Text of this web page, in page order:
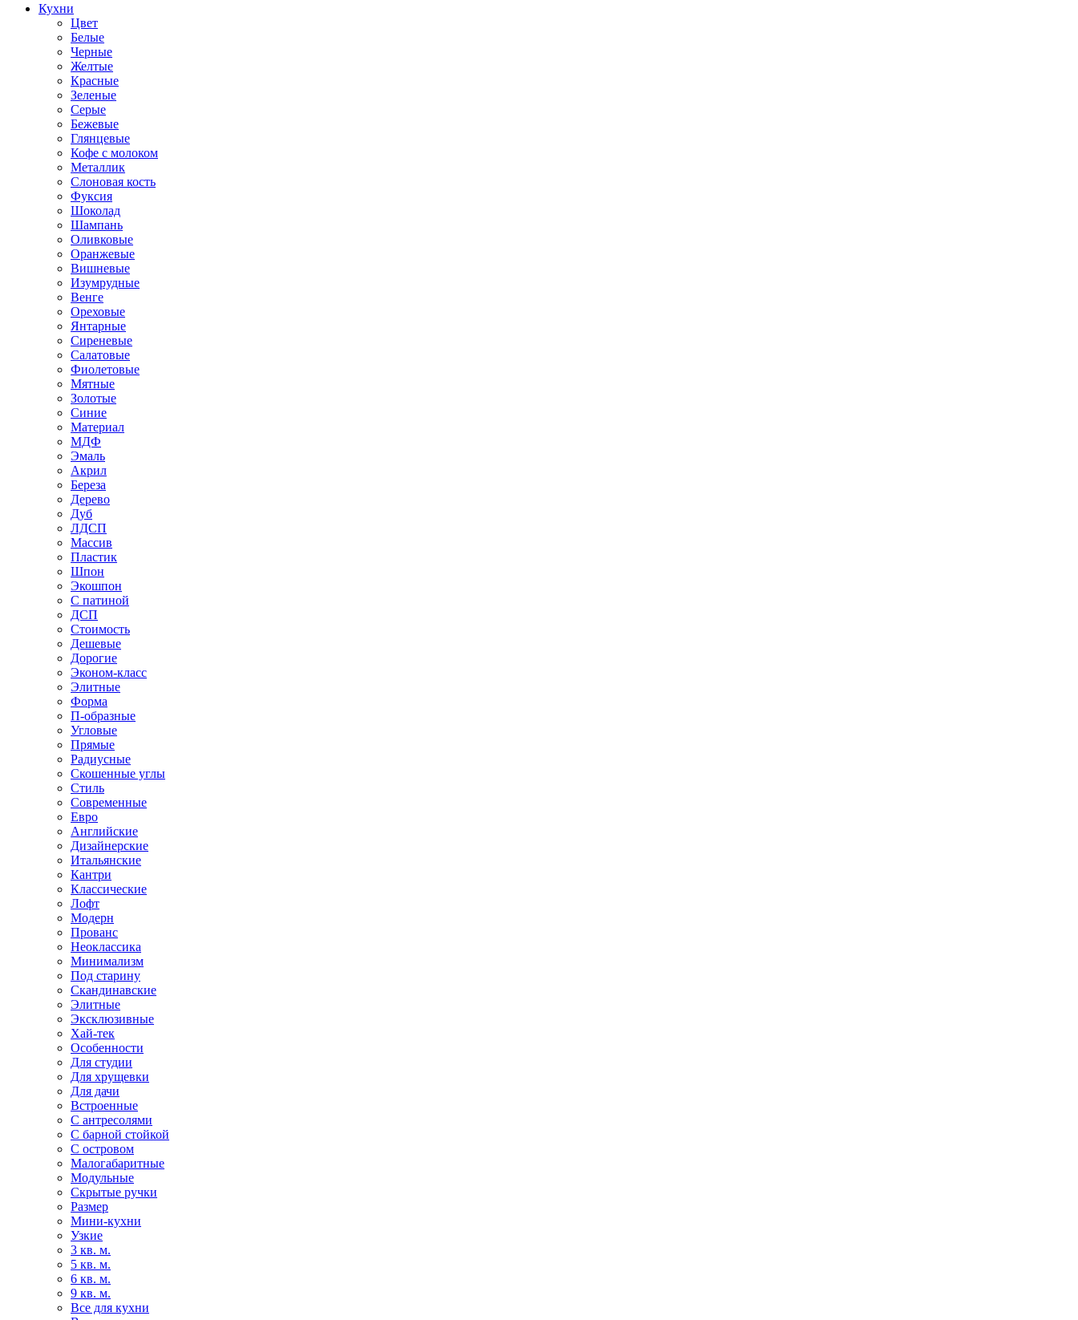
Кухни
Цвет
Белые
Черные
Желтые
Красные
Зеленые
Серые
Бежевые
Глянцевые
Кофе с молоком
Металлик
Слоновая кость
Фуксия
Шоколад
Шампань
Оливковые
Оранжевые
Вишневые
Изумрудные
Венге
Ореховые
Янтарные
Сиреневые
Салатовые
Фиолетовые
Мятные
Золотые
Синие
Материал
МДФ
Эмаль
Акрил
Береза
Дерево
Дуб
ЛДСП
Массив
Пластик
Шпон
Экошпон
С патиной
ДСП
Стоимость
Дешевые
Дорогие
Эконом-класс
Элитные
Форма
П-образные
Угловые
Прямые
Радиусные
Скошенные углы
Стиль
Современные
Евро
Английские
Дизайнерские
Итальянские
Кантри
Классические
Лофт
Модерн
Прованс
Неоклассика
Минимализм
Под старину
Скандинавские
Элитные
Эксклюзивные
Хай-тек
Особенности
Для студии
Для хрущевки
Для дачи
Встроенные
С антресолями
С барной стойкой
С островом
Малогабаритные
Модульные
Скрытые ручки
Размер
Мини-кухни
Узкие
3 кв. м.
5 кв. м.
6 кв. м.
9 кв. м.
Все для кухни